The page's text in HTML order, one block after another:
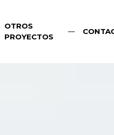
OTROS
PROYECTOS